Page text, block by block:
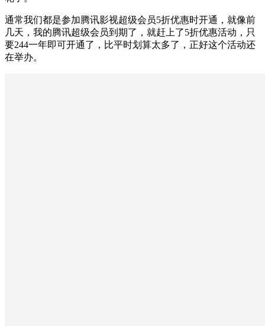
通常我们都是参加腾讯影视超级会员5折优惠时开通，就像前
几天，我的腾讯超级会员到期了，就赶上了5折优惠活动，只
要244一年即可开通了，比平时划算太多了，正好这个活动还
在举办。